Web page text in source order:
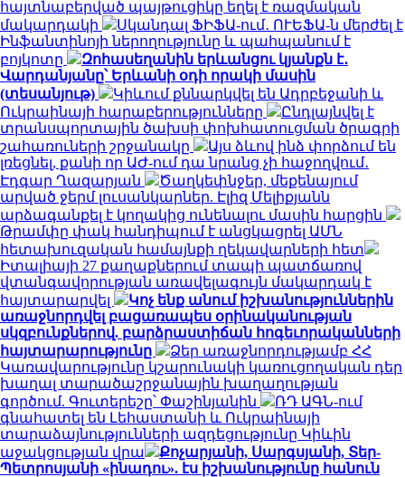
հայտնաբերված պայթուցիկը եղել է ռազմական
մակարդակի
Սկանդալ ՖԻՖԱ-ում․ ՈՒԵՖԱ-ն մերժել է
Ինֆանտինոյի ներողությունը և պահպանում է
բոյկոտը
Զոհասեղանին երևանցու կյանքն է․
Վարդանյանը՝ Երևանի օդի որակի մասին
(տեսանյութ)
Կիևում քննարկվել են Ադրբեջանի և
Ուկրաինայի հարաբերությունները
Ընդլայնվել է
տրանսպորտային ծախսի փոխհատուցման ծրագրի
շահառուների շրջանակը
Այս ձևով ինձ փորձում են
լռեցնել, քանի որ ԱԺ-ում դա նրանց չի հաջողվում․
Էդգար Ղազարյան
Ծաղկեփնջեր, մեքենայում
արված ջերմ լուսանկարներ. Էլիզ Մելիքյանն
արձագանքել է կողակից ունենալու մասին հարցին
Թրամփը փակ հանդիպում է անցկացրել ԱՄՆ
հետախուզական համայնքի ղեկավարների հետ
Իտալիայի 27 քաղաքներում տապի պատճառով
վտանգավորության առավելագույն մակարդակ է
հայտարարվել
Կոչ ենք անում իշխանություններին
առաջնորդվել բացառապես օրինականության
սկզբունքներով. բարձրաստիճան հոգեւորականների
հայտարարությունը
Ձեր առաջնորդությամբ ՀՀ
Կառավարությունը կշարունակի կառուցողական դեր
խաղալ տարածաշրջանային խաղաղության
գործում. Գուտերեշը՝ Փաշինյանին
ՌԴ ԱԳՆ-ում
գնահատել են Լեհաստանի և Ուկրաինայի
տարաձայնությունների ազդեցությունը Կիևին
աջակցության վրա
Քոչարյանի, Սարգսյանի, Տեր-
Պետրոսյանի «ինադու». էս իշխանությունը հանուն